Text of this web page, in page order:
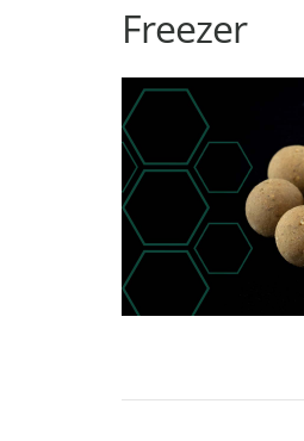
Freezer